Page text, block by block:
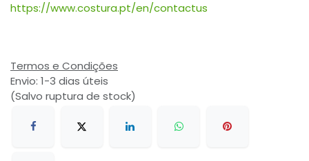
https://www.costura.pt/en/contactus
Termos e Condições
Envio: 1-3 dias úteis
(Salvo ruptura de stock)